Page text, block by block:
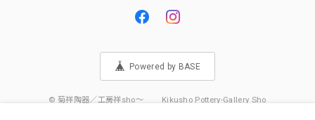
Powered by BASE
© 菊祥陶器／工房祥sho～ Kikusho Pottery-Gallery Sho